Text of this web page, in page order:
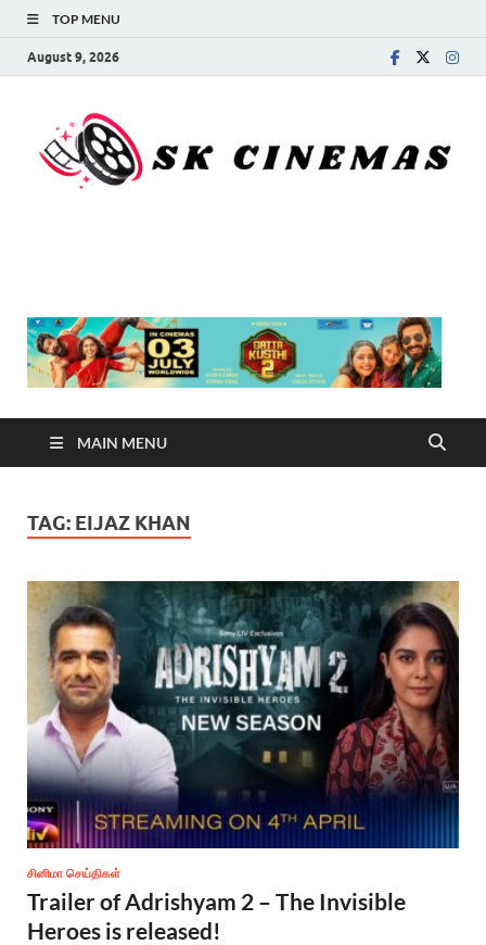
TOP MENU
August 9, 2026
MAIN MENU
TAG: EIJAZ KHAN
சினிமா செய்திகள்
Trailer of Adrishyam 2 – The Invisible
Heroes is released!